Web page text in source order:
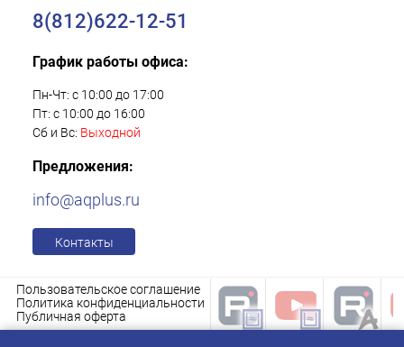
8(812)622-12-51
График работы офиса:
Пн-Чт: с 10:00 до 17:00
Пт: с 10:00 до 16:00
Сб и Вс: Выходной
Предложения:
info@aqplus.ru
Контакты
Пользовательское соглашение
Политика конфиденциальности
Публичная оферта